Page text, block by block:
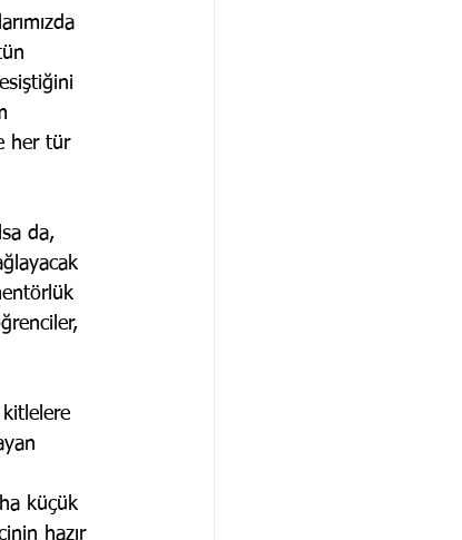
her tür
da,
kitlelere
küçük
hazır